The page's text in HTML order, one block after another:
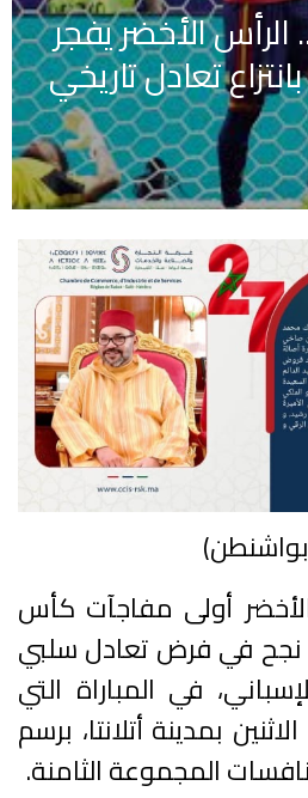
2026.. الرأس الأخضر يفجر
تعادل تاريخي
أولى مفاجآت كأس
بعدما نجح في فرض تعادل سلبي
في المباراة التي
بمدينة أتلانتا، برسم
المجموعة الثامنة.